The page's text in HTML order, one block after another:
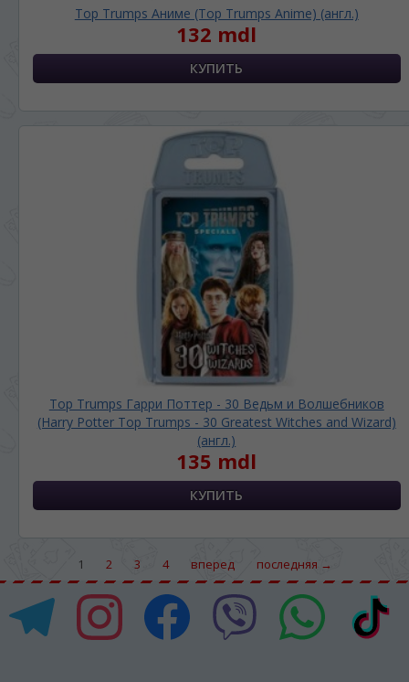
Top Trumps Аниме (Top Trumps Anime) (англ.)
132 mdl
Top Trumps Гарри Поттер - 30 Ведьм и Волшебников
(Harry Potter Top Trumps - 30 Greatest Witches and Wizard)
(англ.)
135 mdl
1 2 3 4 вперед последняя →